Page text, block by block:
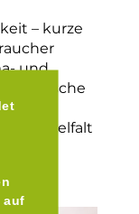
auf
– kurze
und
typische
so